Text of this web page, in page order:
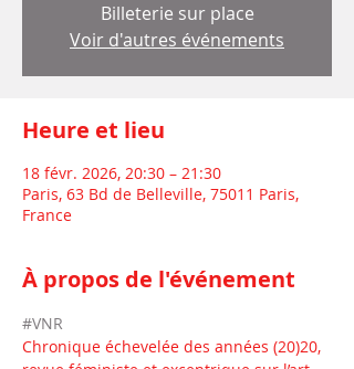
Billeterie sur place
Voir d'autres événements
Heure et lieu
18 févr. 2026, 20:30 – 21:30
Paris, 63 Bd de Belleville, 75011 Paris,
France
À propos de l'événement
#VNR
Chronique échevelée des années (20)20,